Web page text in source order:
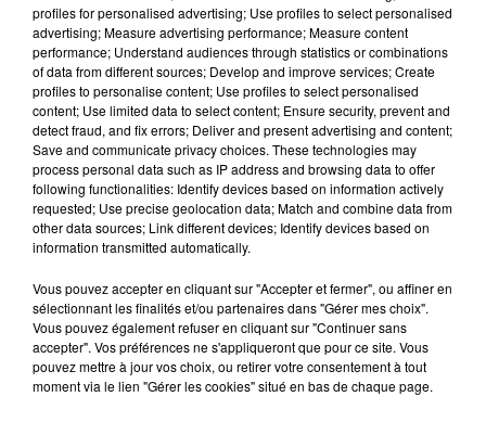
Lecture (4 min 14 sec)
100%
100% Radio l'agenda de Toulouse
10 septembre 2024 - 4 min 14 sec
L'AGENDA DE TOULOUSE DU 10/09/2024 À
10H40
profiles for personalised advertising; Use profiles to select personalised
advertising; Measure advertising performance; Measure content
performance; Understand audiences through statistics or combinations
of data from different sources; Develop and improve services; Create
profiles to personalise content; Use profiles to select personalised
content; Use limited data to select content; Ensure security, prevent and
detect fraud, and fix errors; Deliver and present advertising and content;
Save and communicate privacy choices. These technologies may
process personal data such as IP address and browsing data to offer
following functionalities: Identify devices based on information actively
requested; Use precise geolocation data; Match and combine data from
other data sources; Link different devices; Identify devices based on
information transmitted automatically.
Vous pouvez accepter en cliquant sur "Accepter et fermer", ou affiner en
sélectionnant les finalités et/ou partenaires dans "Gérer mes choix".
Vous pouvez également refuser en cliquant sur "Continuer sans
accepter". Vos préférences ne s'appliqueront que pour ce site. Vous
pouvez mettre à jour vos choix, ou retirer votre consentement à tout
moment via le lien "Gérer les cookies" situé en bas de chaque page.